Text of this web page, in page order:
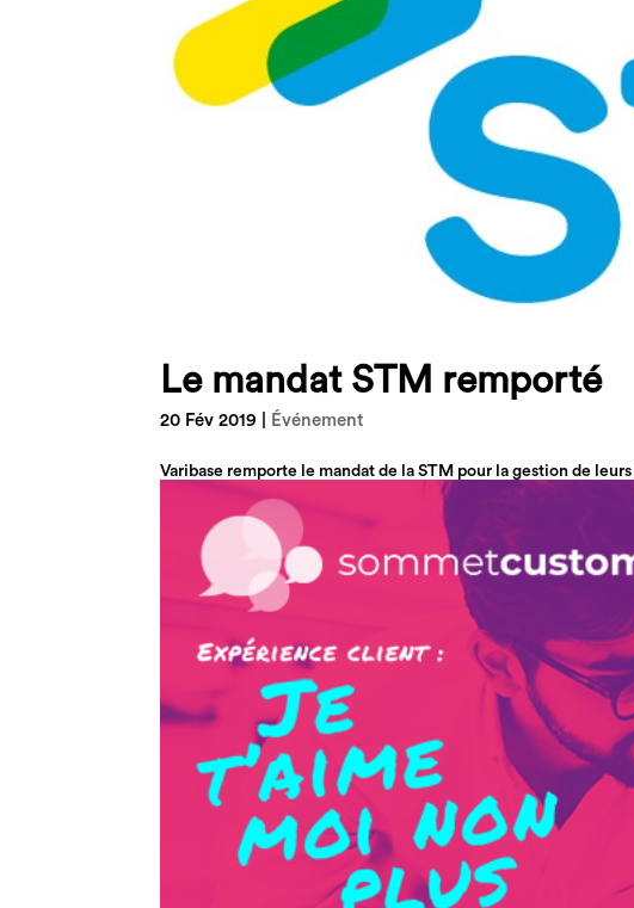
Le mandat STM remporté
20 Fév 2019 Événement
Varibase remporte le mandat de la STM pour la gestion de
par appel d’offres, Varibase, spécialisée en marketing